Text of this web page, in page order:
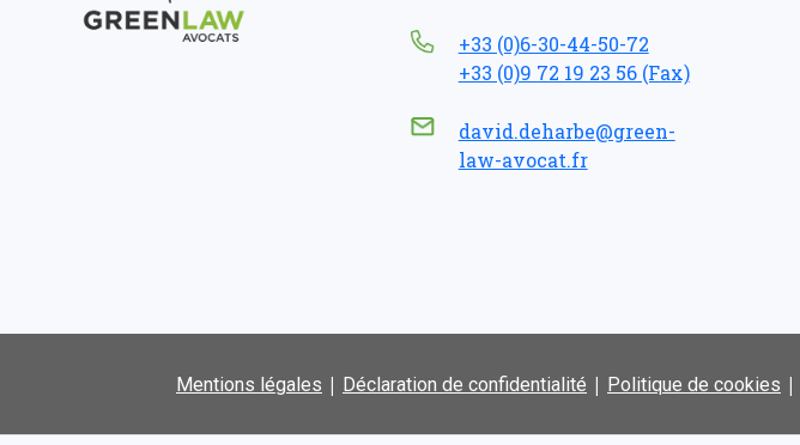
+33 (0)6-30-44-50-72
+33 (0)9 72 19 23 56 (Fax)
david.deharbe@green-
law-avocat.fr
Mentions légales | Déclaration de confidentialité | Politique de cookies |